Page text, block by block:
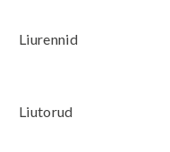
Liurennid
Liutorud